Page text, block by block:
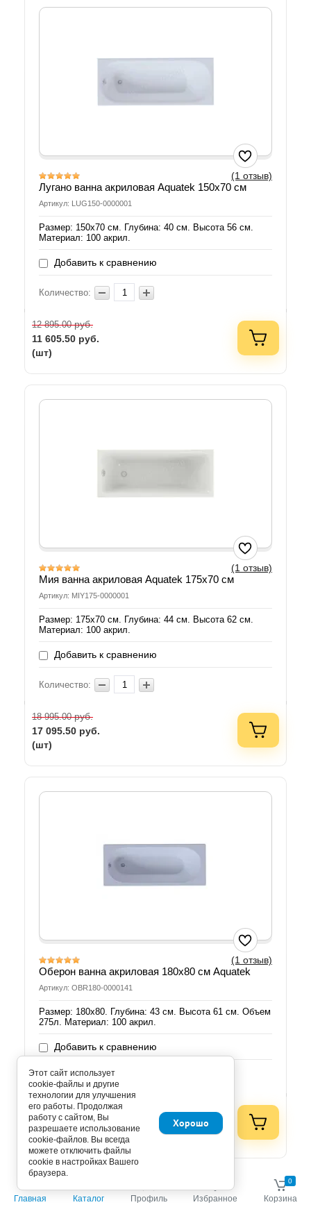
(1 отзыв)
Лугано ванна акриловая Aquatek 150х70 см
Артикул: LUG150-0000001
Размер: 150х70 см. Глубина: 40 см. Высота 56 см.
Материал: 100 акрил.
Добавить к сравнению
Количество:
12 895.00руб.
11 605.50 руб.
(шт)
(1 отзыв)
Мия ванна акриловая Aquatek 175х70 см
Артикул: MIY175-0000001
Размер: 175х70 см. Глубина: 44 см. Высота 62 см.
Материал: 100 акрил.
Добавить к сравнению
Количество:
18 995.00руб.
17 095.50 руб.
(шт)
(1 отзыв)
Оберон ванна акриловая 180х80 см Aquatek
Артикул: OBR180-0000141
Размер: 180х80. Глубина: 43 см. Высота 61 см. Объем
275л. Материал: 100 акрил.
Добавить к сравнению
Количество:
26 840.00руб.
24 156.00руб.
(комплект)
Главная Каталог Профиль Избранное
0
Корзина
Этот сайт использует
cookie-файлы и другие
технологии для улучшения
его работы. Продолжая
работу с сайтом, Вы
разрешаете использование
cookie-файлов. Вы всегда
можете отключить файлы
cookie в настройках Вашего
браузера.
Хорошо